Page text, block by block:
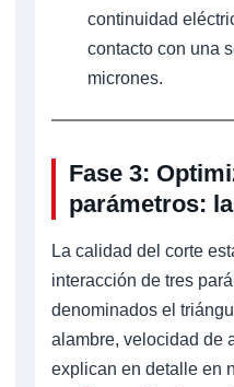
continuidad
contacto con una
micrones.
Fase 3:
parámetros:
La calidad del corte
interacción de tres
denominados el
alambre, velocidad de
explican en detalle en